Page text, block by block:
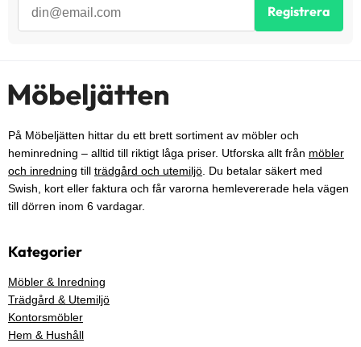
Registrera
På Möbeljätten hittar du ett brett sortiment av möbler och
heminredning – alltid till riktigt låga priser. Utforska allt från möbler
och inredning till trädgård och utemiljö. Du betalar säkert med
Swish, kort eller faktura och får varorna hemlevererade hela vägen
till dörren inom 6 vardagar.
Kategorier
Möbler & Inredning
Trädgård & Utemiljö
Kontorsmöbler
Hem & Hushåll